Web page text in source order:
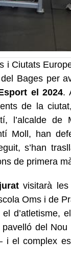
i Ciutats
Bages per
el 2024.
de la
l’alcalde de
Moll, han
s’han
de primera
visitarà les
Oms i de
d’atletisme,
del
el complex